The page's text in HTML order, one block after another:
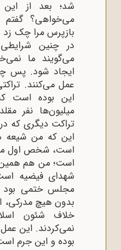
شد؛ بعد از
می‌خواهی؟ گفتم
بازپرس مرا چک زد
در چنین
می‌گویند ما
ایجاد شود. پس
عمل می‌کنند.
این بوده است
میلیون‌ها نفر
تراکت دیگری که
این که من
است، شخص اول
است؛ من هم همین
شهدای فیضیه
مجلس ختمی بود
بدون هیچ مدرکی،
خلاف شئون
نمی‌کردند. این
بوده و این جرم